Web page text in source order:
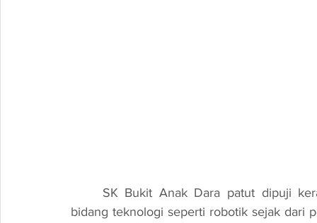
bidang teknologi seperti robotik sejak dari